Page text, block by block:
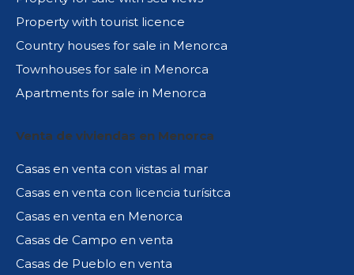
Property with tourist licence
Country houses for sale in Menorca
Townhouses for sale in Menorca
Apartments for sale in Menorca
Venta de viviendas en Menorca
Casas en venta con vistas al mar
Casas en venta con licencia turísitca
Casas en venta en Menorca
Casas de Campo en venta
Casas de Pueblo en venta